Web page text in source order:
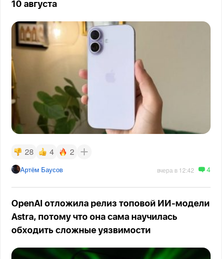
10 августа
28 4 2
Артём Баусов вчера в 12:42 4
OpenAI отложила релиз топовой ИИ-модели
Astra, потому что она сама научилась
обходить сложные уязвимости